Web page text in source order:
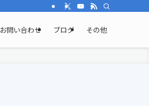
お問い合わせ ブログ その他